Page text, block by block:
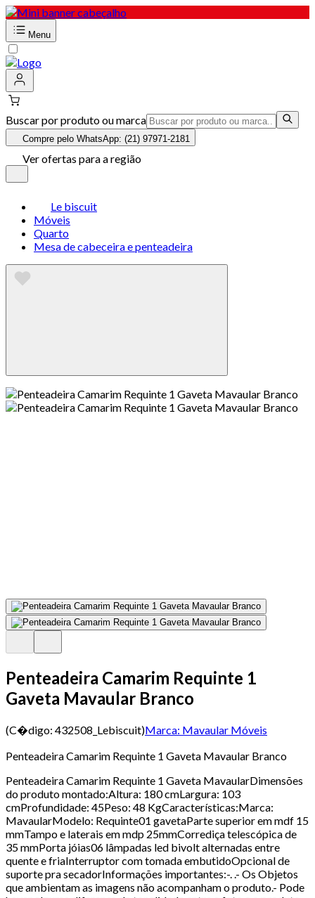
Menu
Buscar por produto ou marca
Compre pelo WhatsApp: (21) 97971-2181
Ver ofertas para a região
Le biscuit
Móveis
Quarto
Mesa de cabeceira e penteadeira
Penteadeira Camarim Requinte 1
Gaveta Mavaular Branco
(C�digo: 432508_Lebiscuit)Marca: Mavaular Móveis
Penteadeira Camarim Requinte 1 Gaveta Mavaular Branco
Penteadeira Camarim Requinte 1 Gaveta MavaularDimensões
do produto montado:Altura: 180 cmLargura: 103
cmProfundidade: 45Peso: 48 KgCaracterísticas:Marca:
MavaularModelo: Requinte01 gavetaParte superior em mdf 15
mmTampo e laterais em mdp 25mmCorrediça telescópica de
35 mmPorta jóias06 lâmpadas led bivolt alternadas entre
quente e friaInterruptor com tomada embutidoOpcional de
suporte pra secadorInformações importantes:-. .- Os Objetos
que ambientam as imagens não acompanham o produto.- Pode